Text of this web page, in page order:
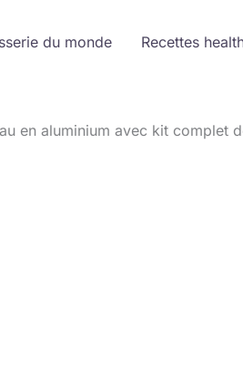
du monde Recettes
en aluminium avec kit complet